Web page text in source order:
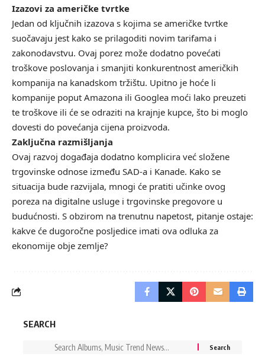
Izazovi za američke tvrtke
Jedan od ključnih izazova s kojima se američke tvrtke
suočavaju jest kako se prilagoditi novim tarifama i
zakonodavstvu. Ovaj porez može dodatno povećati
troškove poslovanja i smanjiti konkurentnost američkih
kompanija na kanadskom tržištu. Upitno je hoće li
kompanije poput Amazona ili Googlea moći lako preuzeti
te troškove ili će se odraziti na krajnje kupce, što bi moglo
dovesti do povećanja cijena proizvoda.
Zaključna razmišljanja
Ovaj razvoj događaja dodatno komplicira već složene
trgovinske odnose između SAD-a i Kanade. Kako se
situacija bude razvijala, mnogi će pratiti učinke ovog
poreza na digitalne usluge i trgovinske pregovore u
budućnosti. S obzirom na trenutnu napetost, pitanje ostaje:
kakve će dugoročne posljedice imati ova odluka za
ekonomije obje zemlje?
SEARCH